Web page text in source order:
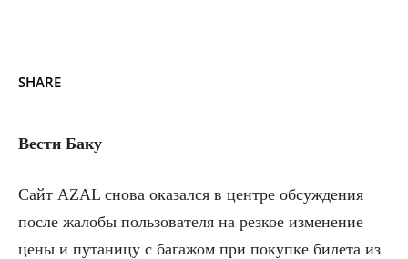
SHARE
Вести Баку
Сайт AZAL снова оказался в центре обсуждения
после жалобы пользователя на резкое изменение
цены и путаницу с багажом при покупке билета из